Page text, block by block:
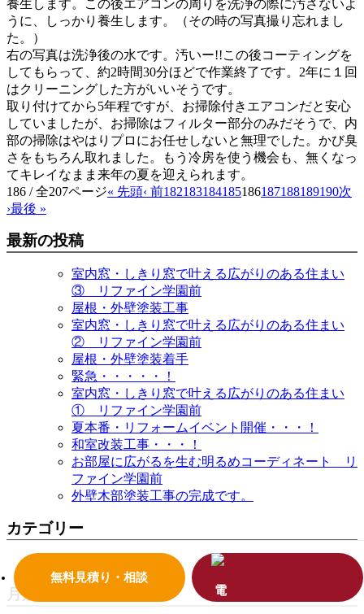
無料見積り・相談
養生します。この後エアコンの周りを洗浄の際に汚さないよ
うに、しっかり養生します。（その時の写真撮り忘れまし
た。）
右の写真は洗浄後の水です。汚いー!!この後コーティングを
してもらって、約2時間30分ほどで作業終了です。2年に１回
はクリーニングした方がいいそうです。
取り付けてから5年程ですが、お掃除付きエアコンだと安心
していましたが、お掃除はフィルター部分のみだそうで、内
部の掃除はやはりプロにお任せしないと無理でした。かび臭
さをもちろん取れました。もう冷房を使う機会も、無くなっ
てキレイなまま来年の夏を迎えられます。
186 / 全207ページ« 先頭‹ 前182183184185186187188189190次
›最後 »
最新の投稿
室内窓・しきり窓で叶える広がりのある住まい
③ リファイン学園前
屋根・外壁塗装工事
室内窓・しきり窓で叶える広がりのある住まい
② リファイン学園前
屋根・外壁塗装着手
緊急・・・・・！
室内窓・しきり窓で叶える広がりのある住まい
① リファイン学園前
夏本番・リフォームイベント開催・・・！
和室改装工事・・・！
お部屋に広がるを生む明るめコーディネート リ
ファイン学園前
外壁木部塗装工事の完成です。
カテゴリー
月別アーカイブ